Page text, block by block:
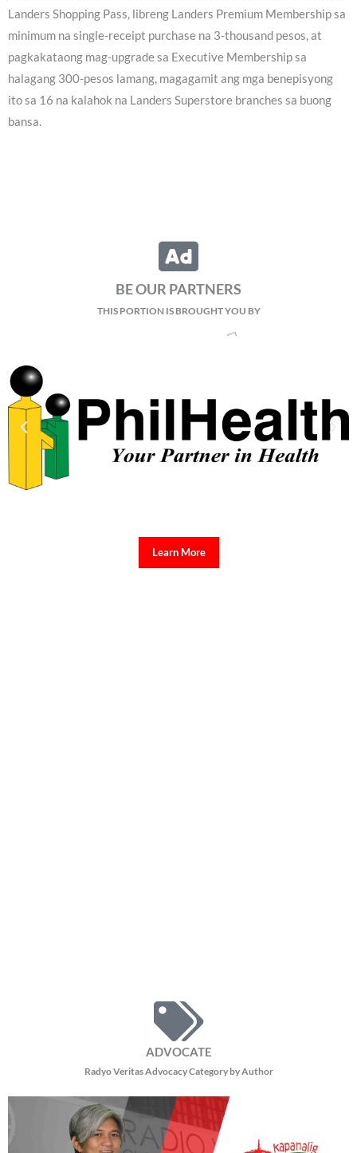
Landers Shopping Pass, libreng Landers Premium Membership sa
minimum na single-receipt purchase na 3-thousand pesos, at
pagkakataong mag-upgrade sa Executive Membership sa
halagang 300-pesos lamang, magagamit ang mga benepisyong
ito sa 16 na kalahok na Landers Superstore branches sa buong
bansa.
BE OUR PARTNERS
THIS PORTION IS BROUGHT YOU BY
Learn More
ADVOCATE
Radyo Veritas Advocacy Category by Author